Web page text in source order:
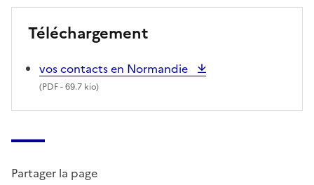
Téléchargement
vos contacts en Normandie
(PDF- 69.7 kio)
Partager la page